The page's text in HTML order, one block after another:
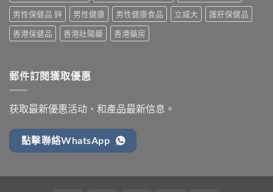
男性保健品 鋅
男性健康 男性健康食品 立威大
護肝保健品
香港保健品
香港壯陽藥 香港藥房
郵件訂閱獲取優惠
获取最新優惠活动、和產品最新信息。
點擊聯絡WhatsApp